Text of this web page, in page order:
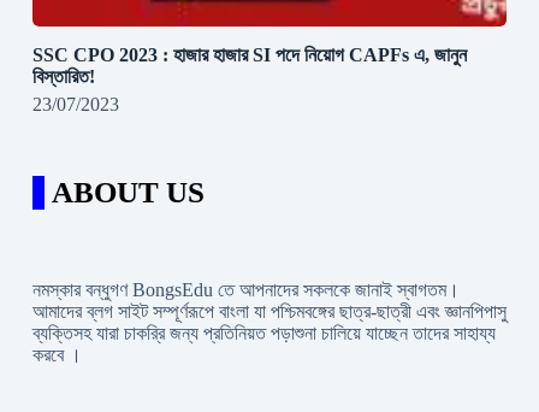
SSC CPO 2023 : হাজার হাজার SI পদে নিয়োগ CAPFs এ, জানুন
বিস্তারিত!
23/07/2023
ABOUT US
নমস্কার বন্ধুগণ BongsEdu তে আপনাদের সকলকে জানাই স্বাগতম।
আমাদের ব্লগ সাইট সম্পূর্ণরূপে বাংলা যা পশ্চিমবঙ্গের ছাত্র-ছাত্রী এবং জ্ঞানপিপাসু
ব্যক্তিসহ যারা চাকরি্র জন্য প্রতিনিয়ত পড়াশুনা চালিয়ে যাচ্ছেন তাদের সাহায্য
করবে ।